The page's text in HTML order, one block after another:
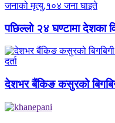
पछिल्लो २४ घण्टामा देशका
देशभर बैंकिङ कसुरको